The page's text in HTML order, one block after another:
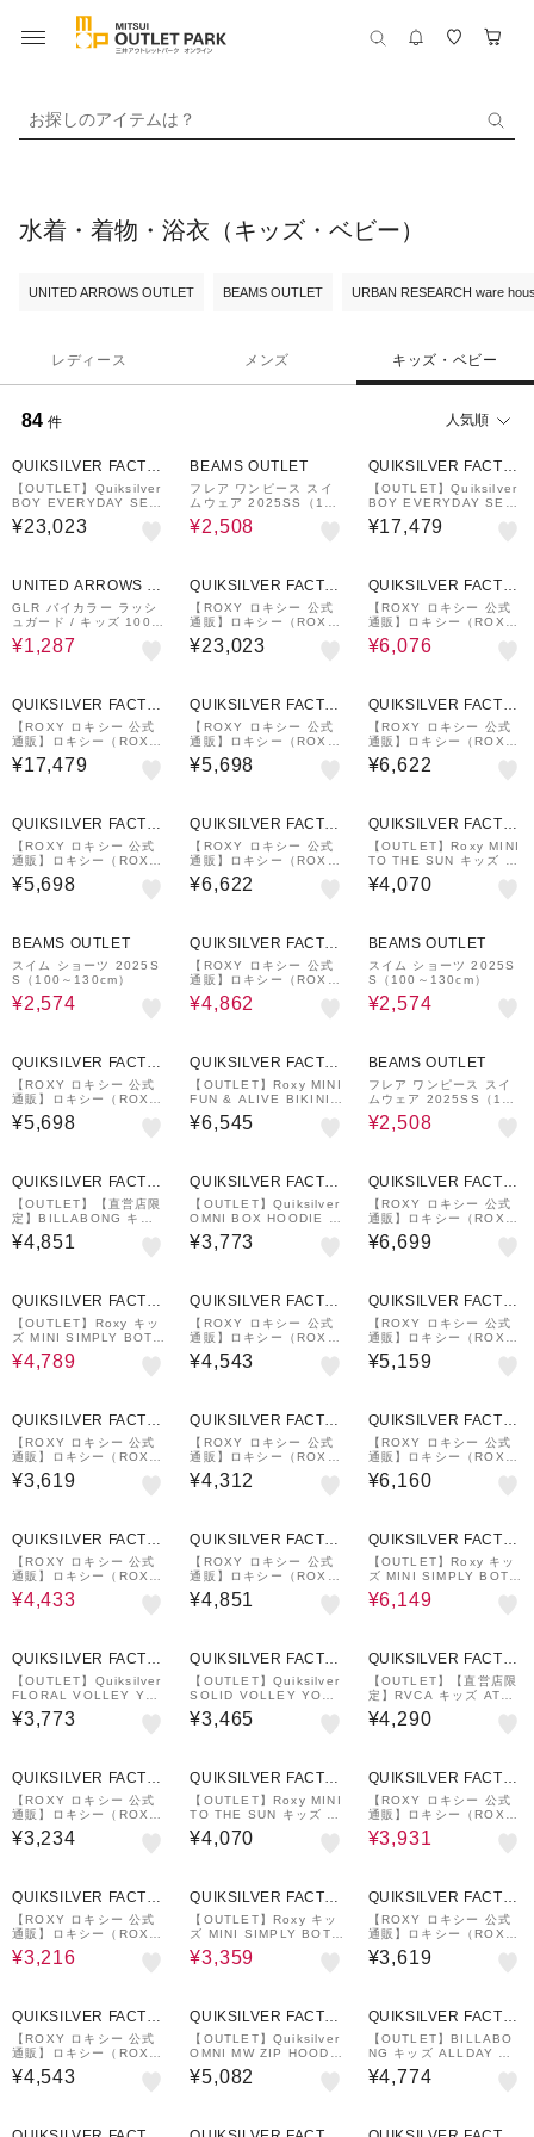
お探しのアイテムは？
水着・着物・浴衣（キッズ・ベビー）
UNITED ARROWS OUTLET BEAMS OUTLET URBAN RESEARCH ware
レディース メンズ キッズ・ベビー
84 件 人気順
QUIKSILVER FACTO
RY OUTLET STORE
【OUTLET】Quiksilver
BOY EVERYDAY SES
SIONS 3/2 BZ FULL
キッズ ウェットスーツ
¥23,023
BEAMS OUTLET
フレア ワンピース スイ
ムウェア 2025SS（100
～130cm）
¥2,508
QUIKSILVER FACTO
RY OUTLET STORE
【OUTLET】Quiksilver
BOY EVERYDAY SES
SIONS 2/2 BZ SS SP
キッズ ウェットスーツ
¥17,479
UNITED ARROWS O
UTLET
GLR バイカラー ラッシ
ュガード / キッズ 100c
m-130cm
¥1,287
QUIKSILVER FACTO
RY OUTLET STORE
【ROXY ロキシー 公式
通販】ロキシー（ROX
Y）【OUTLET】Roxy
GIRL 3/2 SWELL BZ F
¥23,023
QUIKSILVER FACTO
RY OUTLET STORE
【ROXY ロキシー 公式
通販】ロキシー（ROX
Y）【OUTLET】Roxy
キッズ MINI ARENA 水
¥6,076
QUIKSILVER FACTO
RY OUTLET STORE
【ROXY ロキシー 公式
通販】ロキシー（ROX
Y）【OUTLET】Roxy
GIRL 3/2 SWELL BZ S
¥17,479
QUIKSILVER FACTO
RY OUTLET STORE
【ROXY ロキシー 公式
通販】ロキシー（ROX
Y）【OUTLET】Roxy
MINI PICNIC GINGHA
¥5,698
QUIKSILVER FACTO
RY OUTLET STORE
【ROXY ロキシー 公式
通販】ロキシー（ROX
Y）【OUTLET】Roxy
MINI ARTSY FLORAL
¥6,622
QUIKSILVER FACTO
RY OUTLET STORE
【ROXY ロキシー 公式
通販】ロキシー（ROX
Y）【OUTLET】Roxy
MINI PICNIC GINGHA
¥5,698
QUIKSILVER FACTO
RY OUTLET STORE
【ROXY ロキシー 公式
通販】ロキシー（ROX
Y）【OUTLET】Roxy
MINI ARTSY FLORAL
¥6,622
QUIKSILVER FACTO
RY OUTLET STORE
【OUTLET】Roxy MINI
TO THE SUN キッズ 子
供用 水着 ビキニセット
キュロット型ボトム 花柄
¥4,070
BEAMS OUTLET
スイム ショーツ 2025S
S（100～130cm）
¥2,574
QUIKSILVER FACTO
RY OUTLET STORE
【ROXY ロキシー 公式
通販】ロキシー（ROX
Y）【OUTLET】Roxy
キッズ DREAMER RUF
¥4,862
BEAMS OUTLET
スイム ショーツ 2025S
S（100～130cm）
¥2,574
QUIKSILVER FACTO
RY OUTLET STORE
【ROXY ロキシー 公式
通販】ロキシー（ROX
Y）【OUTLET】Roxy
MINI PICNIC GINGHA
¥5,698
QUIKSILVER FACTO
RY OUTLET STORE
【OUTLET】Roxy MINI
FUN & ALIVE BIKINI
キッズ 子供用 水着 <20
25 RETRO SURF COL
¥6,545
BEAMS OUTLET
フレア ワンピース スイ
ムウェア 2025SS（100
～130cm）
¥2,508
QUIKSILVER FACTO
RY OUTLET STORE
【OUTLET】【直営店限
定】BILLABONG キッ
ズ VACAY LB ボードシ
ョーツ 【2025年春夏モ
¥4,851
QUIKSILVER FACTO
RY OUTLET STORE
【OUTLET】Quiksilver
OMNI BOX HOODIE Y
OUTH キッズ ラッシュ
ガード フーディ パーカ
¥3,773
QUIKSILVER FACTO
RY OUTLET STORE
【ROXY ロキシー 公式
通販】ロキシー（ROX
Y）【OUTLET】Roxy
MINI LA VIE キッズ 水
¥6,699
QUIKSILVER FACTO
RY OUTLET STORE
【OUTLET】Roxy キッ
ズ MINI SIMPLY BOTA
NICAL LOGO PARKA
ラッシュガード
¥4,789
QUIKSILVER FACTO
RY OUTLET STORE
【ROXY ロキシー 公式
通販】ロキシー（ROX
Y）【OUTLET】Roxy
MINI ARTSY FLORAL
¥4,543
QUIKSILVER FACTO
RY OUTLET STORE
【ROXY ロキシー 公式
通販】ロキシー（ROX
Y）【OUTLET】Roxy
MINI ARTSY FLORAL
¥5,159
QUIKSILVER FACTO
RY OUTLET STORE
【ROXY ロキシー 公式
通販】ロキシー（ROX
Y）【OUTLET】Roxy
MINI COASTLINE キッ
¥3,619
QUIKSILVER FACTO
RY OUTLET STORE
【ROXY ロキシー 公式
通販】ロキシー（ROX
Y）【OUTLET】Roxy
MINI DEEP WATER キ
¥4,312
QUIKSILVER FACTO
RY OUTLET STORE
【ROXY ロキシー 公式
通販】ロキシー（ROX
Y）【OUTLET】Roxy
MINI HEAR THE WAVE
¥6,160
QUIKSILVER FACTO
RY OUTLET STORE
【ROXY ロキシー 公式
通販】ロキシー（ROX
Y）【OUTLET】Roxy
キッズ MINI RASHIE P
¥4,433
QUIKSILVER FACTO
RY OUTLET STORE
【ROXY ロキシー 公式
通販】ロキシー（ROX
Y）【OUTLET】Roxy R
OXY DOT ONESIE キ
¥4,851
QUIKSILVER FACTO
RY OUTLET STORE
【OUTLET】Roxy キッ
ズ MINI SIMPLY BOTA
NICAL ラッシュTシャツ
付き 水着 3点セット
¥6,149
QUIKSILVER FACTO
RY OUTLET STORE
【OUTLET】Quiksilver
FLORAL VOLLEY YO
UTH 16
¥3,773
QUIKSILVER FACTO
RY OUTLET STORE
【OUTLET】Quiksilver
SOLID VOLLEY YOUT
H 16NB
¥3,465
QUIKSILVER FACTO
RY OUTLET STORE
【OUTLET】【直営店限
定】RVCA キッズ ATLA
S ELASTIC ボードショ
ーツ/サーフトランクス
¥4,290
QUIKSILVER FACTO
RY OUTLET STORE
【ROXY ロキシー 公式
通販】ロキシー（ROX
Y）【OUTLET】Roxy
MINI RASHIE L/S キッ
¥3,234
QUIKSILVER FACTO
RY OUTLET STORE
【OUTLET】Roxy MINI
TO THE SUN キッズ 子
供用 水着 ビキニセット
キュロット型ボトム 花柄
¥4,070
QUIKSILVER FACTO
RY OUTLET STORE
【ROXY ロキシー 公式
通販】ロキシー（ROX
Y）【OUTLET】Roxy
キッズ HIBILINE LS LY
¥3,931
QUIKSILVER FACTO
RY OUTLET STORE
【ROXY ロキシー 公式
通販】ロキシー（ROX
Y）【OUTLET】Roxy
キッズ GOOD WAVES
¥3,216
QUIKSILVER FACTO
RY OUTLET STORE
【OUTLET】Roxy キッ
ズ MINI SIMPLY BOTA
NICAL LOGO L/S ラッ
シュガード
¥3,359
QUIKSILVER FACTO
RY OUTLET STORE
【ROXY ロキシー 公式
通販】ロキシー（ROX
Y）【OUTLET】Roxy
MINI PICNIC GINGHA
¥3,619
QUIKSILVER FACTO
RY OUTLET STORE
【ROXY ロキシー 公式
通販】ロキシー（ROX
Y）【OUTLET】Roxy
MINI ARTSY FLORAL
¥4,543
QUIKSILVER FACTO
RY OUTLET STORE
【OUTLET】Quiksilver
OMNI MW ZIP HOODI
E YOUTH キッズ ラッシ
ュガード ジップフーディ
¥5,082
QUIKSILVER FACTO
RY OUTLET STORE
【OUTLET】BILLABO
NG キッズ ALLDAY OG
ボードショーツ 【2025
年春夏モデル】
¥4,774